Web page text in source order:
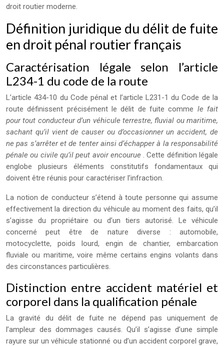
droit routier moderne.
Définition juridique du délit de fuite
en droit pénal routier français
Caractérisation légale selon l’article
L234-1 du code de la route
L’article 434-10 du Code pénal et l’article L231-1 du Code de la
route définissent précisément le délit de fuite comme le fait
pour tout conducteur d’un véhicule terrestre, fluvial ou maritime,
sachant qu’il vient de causer ou d’occasionner un accident, de
ne pas s’arrêter et de tenter ainsi d’échapper à la responsabilité
pénale ou civile qu’il peut avoir encourue . Cette définition légale
englobe plusieurs éléments constitutifs fondamentaux qui
doivent être réunis pour caractériser l’infraction.
La notion de conducteur s’étend à toute personne qui assume
effectivement la direction du véhicule au moment des faits, qu’il
s’agisse du propriétaire ou d’un tiers autorisé. Le véhicule
concerné peut être de nature diverse : automobile,
motocyclette, poids lourd, engin de chantier, embarcation
fluviale ou maritime, voire même certains engins volants dans
des circonstances particulières.
Distinction entre accident matériel et
corporel dans la qualification pénale
La gravité du délit de fuite ne dépend pas uniquement de
l’ampleur des dommages causés. Qu’il s’agisse d’une simple
rayure sur un véhicule stationné ou d’un accident corporel grave,